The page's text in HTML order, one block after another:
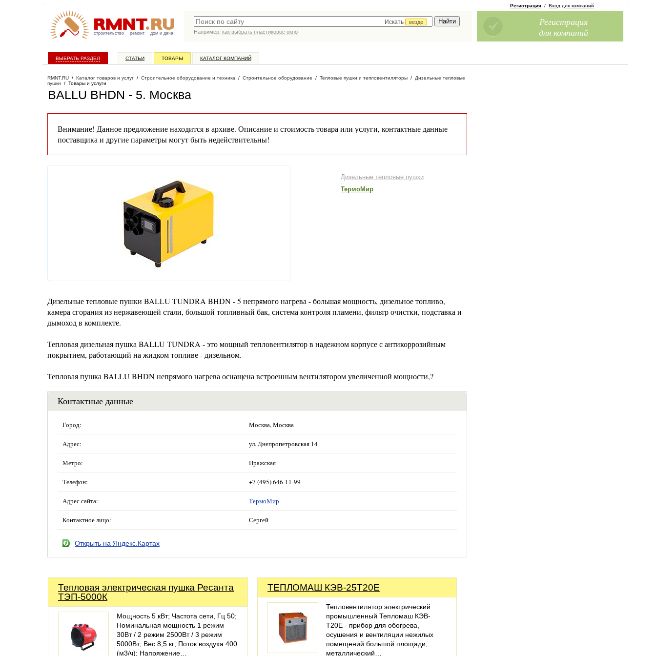
строительство ремонт дом и дача
Искать
везде
Например, как выбрать пластиковое окно
Регистрация / Вход для компаний
Регистрация
для компаний
ВЫБРАТЬ РАЗДЕЛ СТАТЬИ ТОВАРЫ КАТАЛОГ КОМПАНИЙ
RMNT.RU / Каталог товаров и услуг / Строительное оборудование и техника / Строительное оборудование / Тепловые пушки и тепловентиляторы / Дизельные тепловые
пушки / Товары и услуги
BALLU BHDN - 5. Москва
Внимание! Данное предложение находится в архиве. Описание и стоимость товара или услуги, контактные данные
поставщика и другие параметры могут быть недействительны!
Дизельные тепловые пушки
ТермоМир
Дизельные тепловые пушки BALLU TUNDRA BHDN - 5 непрямого нагрева - большая мощность, дизельное топливо,
камера сгорания из нержавеющей стали, большой топливный бак, система контроля пламени, фильтр очистки, подставка и
дымоход в комплекте.
Тепловая дизельная пушка BALLU TUNDRA - это мощный тепловентилятор в надежном корпусе с антикоррозийным
покрытием, работающий на жидком топливе - дизельном.
Тепловая пушка BALLU BHDN непрямого нагрева оснащена встроенным вентилятором увеличенной мощности,?
Контактные данные
Город: Москва, Москва
Адрес: ул. Днепропетровская 14
Метро: Пражская
Телефон: +7 (495) 646-11-99
Адрес сайта: ТермоМир
Контактное лицо: Сергей
Открыть на Яндекс.Картах
Тепловая электрическая пушка Ресанта
ТЭП-5000К
Мощность 5 кВт; Частота сети, Гц 50;
Номинальная мощность 1 режим
30Вт / 2 режим 2500Вт / 3 режим
5000Вт; Вес 8,5 кг; Поток воздуха 400
(м3/ч); Напряжение…
ТЕПЛОМАШ КЭВ-25Т20Е
Тепловентилятор электрический
промышленный Тепломаш КЭВ-
Т20E - прибор для обогрева,
осушения и вентиляции нежилых
помещений большой площади,
металлический…